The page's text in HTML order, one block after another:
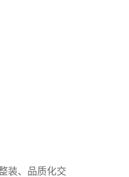
装、品质化交